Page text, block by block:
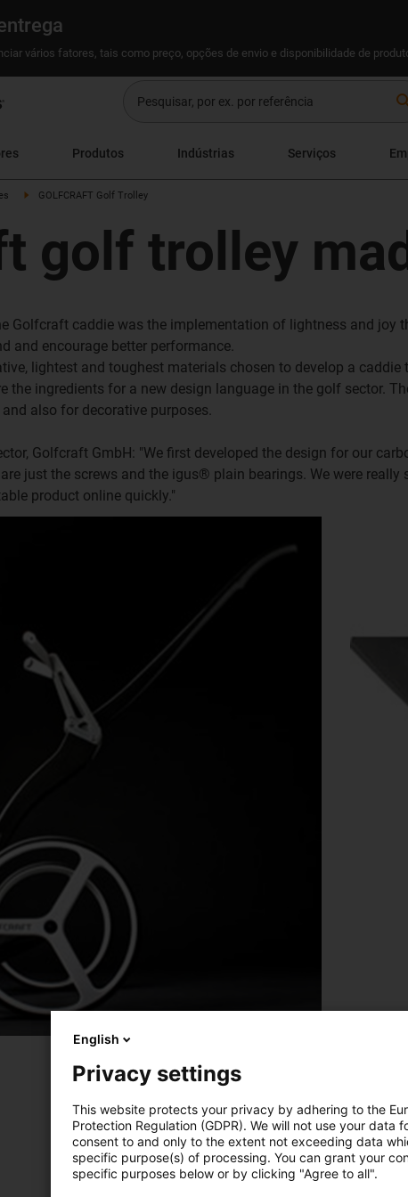
vários fatores, tais como preço, opções de envio e disponibilidade de
Produtos Indústrias Serviços
GOLFCRAFT Golf Trolley
golf trolley
Golfcraft caddie was the implementation of lightness and
and encourage better performance.
lightest and toughest materials chosen to develop a
the ingredients for a new design language in the golf sector.
also for decorative purposes.
Golfcraft GmbH: "We first developed the design for our
just the screws and the igus® plain bearings. We were
product online quickly."
English
Privacy settings
This website protects your privacy by adhering to the
Protection Regulation (GDPR). We will not use your data
consent to and only to the extent not exceeding data
specific purpose(s) of processing. You can grant your
specific purposes below or by clicking "Agree to all".